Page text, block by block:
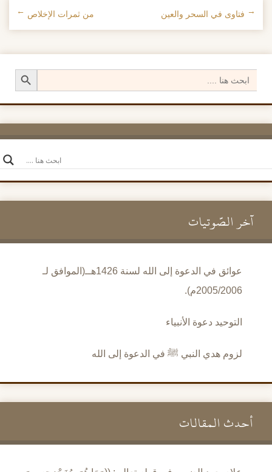
تصفح الإدراجات
← فتاوى في السحر والعين من ثمرات الإخلاص →
for:
Search Button
آخر الصَّوتيات
عوائق في الدعوة إلى الله لسنة 1426هــ(الموافق لـ
2005/2006م).
التوحيد دعوة الأنبياء
لزوم هدي النبي ﷺ في الدعوة إلى الله
أحدث المقالات